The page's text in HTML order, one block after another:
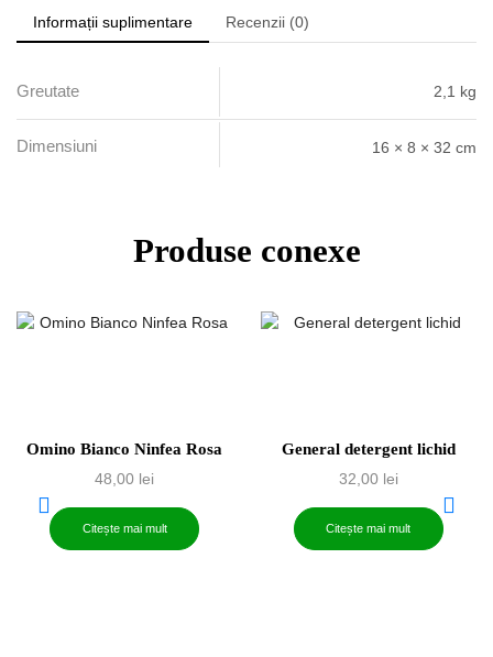
Informații suplimentare Recenzii (0)
Greutate 2,1 kg
Dimensiuni 16 × 8 × 32 cm
Produse conexe
Omino Bianco Ninfea Rosa
48,00 lei
Citește mai mult
General detergent lichid
32,00 lei
Citește mai mult